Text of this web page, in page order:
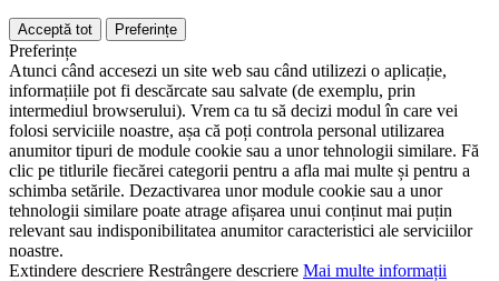
Acceptă tot Preferințe
Preferințe
Atunci când accesezi un site web sau când utilizezi o aplicație,
informațiile pot fi descărcate sau salvate (de exemplu, prin
intermediul browserului). Vrem ca tu să decizi modul în care vei
folosi serviciile noastre, așa că poți controla personal utilizarea
anumitor tipuri de module cookie sau a unor tehnologii similare. Fă
clic pe titlurile fiecărei categorii pentru a afla mai multe și pentru a
schimba setările. Dezactivarea unor module cookie sau a unor
tehnologii similare poate atrage afișarea unui conținut mai puțin
relevant sau indisponibilitatea anumitor caracteristici ale serviciilor
noastre.
Extindere descriere Restrângere descriere Mai multe informații